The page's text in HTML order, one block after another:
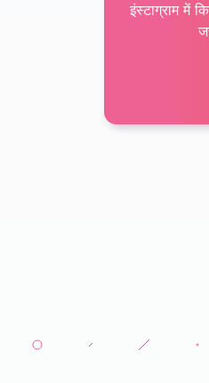
इंस्टाग्राम में